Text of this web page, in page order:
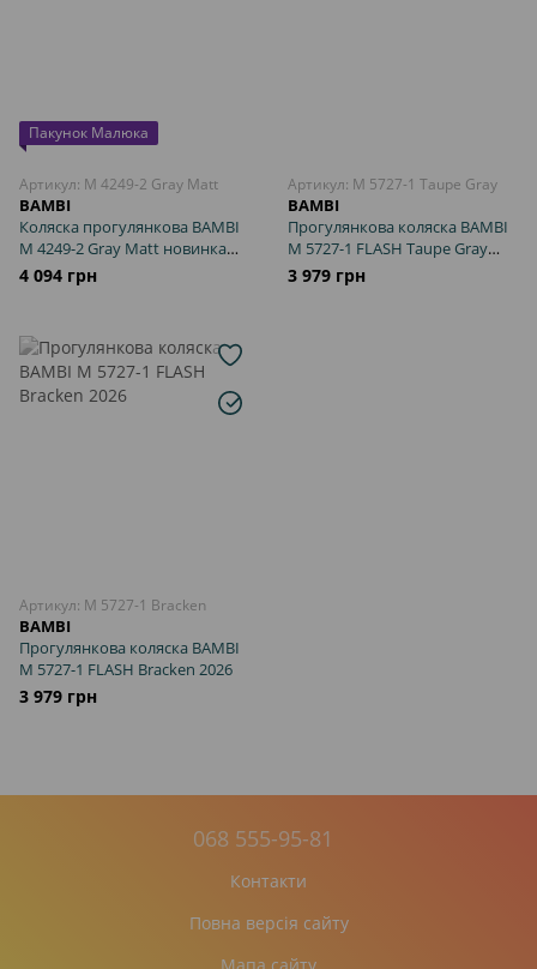
Пакунок Малюка
Артикул: M 4249-2 Gray Matt
BAMBI
Коляска прогулянкова BAMBI
M 4249-2 Gray Matt новинка
2025
4 094 грн
Артикул: M 5727-1 Taupe Gray
BAMBI
Прогулянкова коляска BAMBI
M 5727-1 FLASH Taupe Gray
2026
3 979 грн
Артикул: M 5727-1 Bracken
BAMBI
Прогулянкова коляска BAMBI
M 5727-1 FLASH Bracken 2026
3 979 грн
068 555-95-81
Контакти
Повна версія сайту